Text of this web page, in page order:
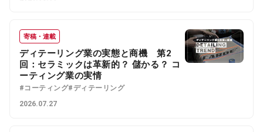
寄稿・連載
ディテーリング業の実態と商機 第2
回：セラミックは革新的？ 儲かる？ コ
ーティング業の実情
#コーティング#ディテーリング
2026.07.27